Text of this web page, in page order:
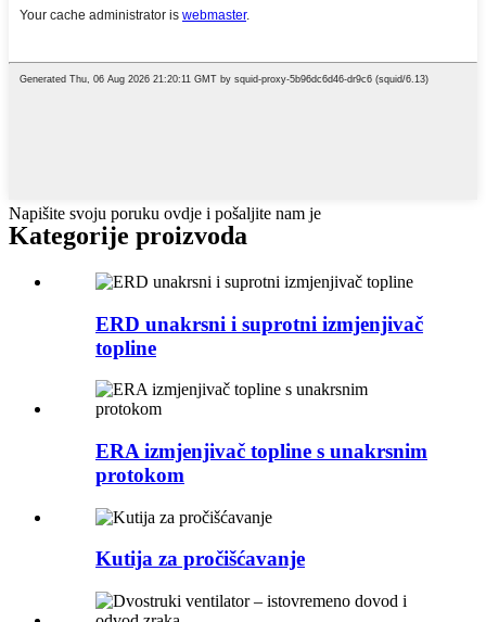
Napišite svoju poruku ovdje i pošaljite nam je
Kategorije proizvoda
ERD unakrsni i suprotni izmjenjivač
topline
ERA izmjenjivač topline s unakrsnim
protokom
Kutija za pročišćavanje